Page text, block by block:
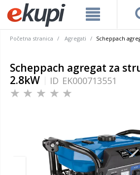
Početna stranica Agregati Scheppach
Scheppach agregat za
2.8kW
ID EK000713551